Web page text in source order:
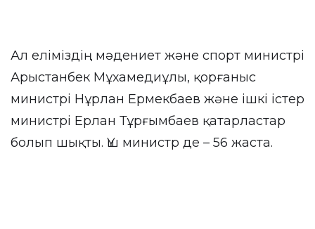
Ал еліміздің мәдениет және спорт министрі
Арыстанбек Мұхамедиұлы, қорғаныс
министрі Нұрлан Ермекбаев және ішкі істер
министрі Ерлан Тұрғымбаев қатарластар
болып шықты. Үш министр де – 56 жаста.